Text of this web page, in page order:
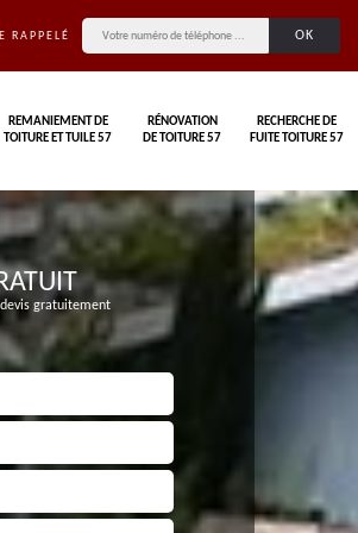
RAPPELÉ
REMANIEMENT DE
TOITURE ET TUILE 57
RÉNOVATION
DE TOITURE 57
RECHERCHE DE
FUITE TOITURE 57
gratuitement